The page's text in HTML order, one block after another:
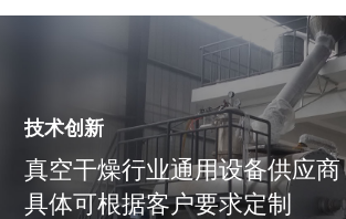
技术创新
真空干燥行业通用设备供应商
具体可根据客户要求定制